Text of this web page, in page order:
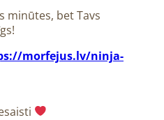
minūtes, bet Tavs
morfejus.lv/ninja-